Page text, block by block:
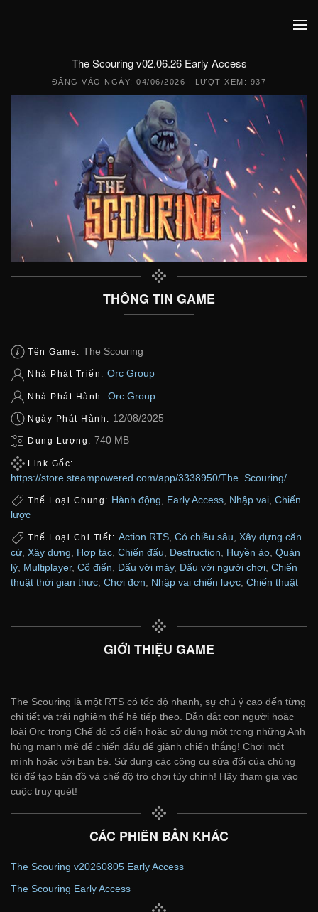
The Scouring v02.06.26 Early Access
ĐĂNG VÀO NGÀY:04/06/2026 | LƯỢT XEM: 937
THÔNG TIN GAME
Tên Game: The Scouring
Nhà Phát Triển: Orc Group
Nhà Phát Hành: Orc Group
Ngày Phát Hành: 12/08/2025
Dung Lượng: 740 MB
Link Gốc:
https://store.steampowered.com/app/3338950/The_Scouring/
Thể Loại Chung: Hành động Early Access Nhập vai Chiến
lược
Thể Loại Chi Tiết: Action RTS, Có chiều sâu, Xây dựng căn
cứ Xây dựng Hợp tác Chiến đấu Destruction Huyền ảo Quản
lý Multiplayer, Cổ điển Đấu với máy, Đấu với người chơi Chiến
thuật thời gian thực Chơi đơn Nhập vai chiến lược Chiến thuật
GIỚI THIỆU GAME
The Scouring là một RTS có tốc độ nhanh, sự chú ý cao đến từng
chi tiết và trải nghiệm thế hệ tiếp theo. Dẫn dắt con người hoặc
loài Orc trong Chế độ cổ điển hoặc sử dụng một trong những Anh
hùng mạnh mẽ để chiến đấu để giành chiến thắng! Chơi một
mình hoặc với bạn bè. Sử dụng các công cụ sửa đổi của chúng
tôi để tạo bản đồ và chế độ trò chơi tùy chỉnh! Hãy tham gia vào
cuộc truy quét!
CÁC PHIÊN BẢN KHÁC
The Scouring v20260805 Early Access
The Scouring Early Access